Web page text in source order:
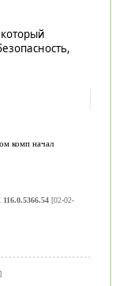
комп начал
[02-02-